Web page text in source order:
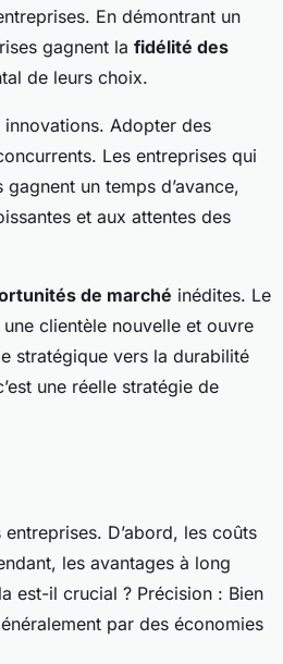
En démontrant un
gagnent la fidélité des
de leurs choix.
Adopter des
Les entreprises qui
un temps d’avance,
et aux attentes des
de marché inédites. Le
clientèle nouvelle et ouvre
stratégique vers la durabilité
une réelle stratégie de
entreprises. D’abord, les coûts
les avantages à long
est-il crucial ? Précision : Bien
par des économies